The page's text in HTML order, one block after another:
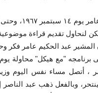
تبقى قضية
لنحاول تقديم قراءة
عبد الحكيم عامر فكر
، أتصل مساء نفس اليوم
وبالفعل ذهب عبد